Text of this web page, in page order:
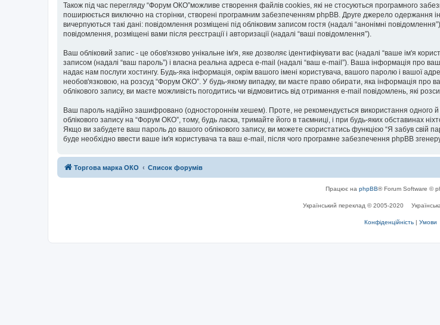
Також під час перегляду “Форум ОКО”можливе створення файлів cookies, які не стосуються програмного
поширюється виключно на сторінки, створені програмним забезпеченням phpBB. Друге джерело одержання
вичерпуються такі дані: повідомлення розміщені під обліковим записом гостя (надалі “анонімні
повідомлення, розміщені вами після реєстрації і авторизації (надалі “ваші повідомлення”).
Ваш обліковий запис - це обов'язково унікальне ім'я, яке дозволяє ідентифікувати вас (надалі “ваше ім'я
записом (надалі “ваш пароль”) і власна реальна адреса e-mail (надалі “ваш e-mail”). Ваша інформація про
надає нам послуги хостингу. Будь-яка інформація, окрім вашого імені користувача, вашого паролю і вашої
необов'язковою, на розсуд “Форум ОКО”. У будь-якому випадку, ви маєте право обирати, яка інформація про
облікового запису, ви маєте можливість погодитись чи відмовитись від отримання e-mail повідомлень, які
Ваш пароль надійно зашифровано (одностороннім хешем). Проте, не рекомендується використання одного
облікового запису на “Форум ОКО”, тому, будь ласка, тримайте його в таємниці, і при будь-яких обставинах
Якщо ви забудете ваш пароль до вашого облікового запису, ви можете скористатись функцією “Я забув свій
буде необхідно ввести ваше ім'я користувача та ваш e-mail, після чого програмне забезпечення phpBB
Торгова марка ОКО Список форумів
Працює на phpBB® Forum Software ©
Український переклад © 2005-2020
Конфіденційність | Умови